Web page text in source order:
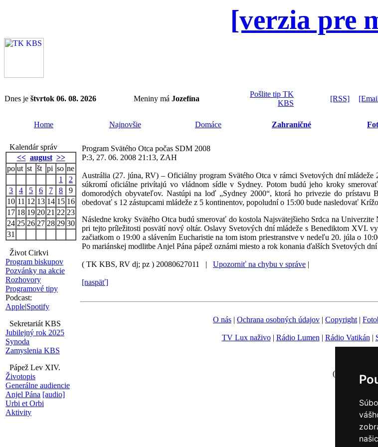
[verzia pre
Dnes je štvrtok 06. 08. 2026 Meniny má Jozefína
Pošlite tip TK
KBS
[RSS]
Home Najnovšie Domáce Zahraničné
Kalendár správ
<< august >>
po ut st št pi so ne
1
2
3
4 5 6 7 8
9
10 11 12 13 14 15 16
17 18 19 20 21 22 23
24 25 26 27 28 29 30
31
Život Cirkvi
Program biskupov
Pozvánky na akcie
Rozhovory
Programové tipy
Podcast:
Apple|Spotify
Sekretariát KBS
Jubilejný rok 2025
Synoda
Zamyslenia KBS
Pápež Lev XIV.
Životopis
Generálne audiencie
Anjel Pána [audio]
Urbi et Orbi
Aktivity
Program Svätého Otca počas SDM 2008
P:3, 27. 06. 2008 21:13, ZAH
Austrália (27. júna, RV) – Oficiálny program Svätého Otca v rámci Svetových dní
súkromí oficiálne privítajú vo vládnom sídle v Sydney. Potom budú jeho kroky
domorodých obyvateľov. Nastúpi na loď „Sydney 2000“, ktorá ho privezie do prístavu
obedovať s 12 zástupcami mládeže z 5 kontinentov, popoludní o 15:00 bude nasledovať
Následne kroky Svätého Otca budú smerovať do kostola Najsvätejšieho Srdca na
pri tejto príležitosti posvätí nový oltár. Oslavy Svetových dní mládeže s Benediktom XVI.
začiatkom o 19:00 a slávením Eucharistie na tom istom priestranstve v nedeľu 20. júla o
Po mariánskej modlitbe Anjel Pána pápež oznámi miesto a rok konania ďalších Svetových dní
( TK KBS, RV dj; pz ) 20080627011 | Upozorniť na chybu v správe |
[naspäť]
O nás | Ochrana osobných údajov | Copyright |
TV Lux naživo| Rádio Lumen | Rádio Vatikán |
(c) TK KBS